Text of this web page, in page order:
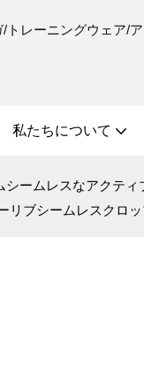
レーニングウェア/
私たちについて
シームレスなアクティ
リブシームレスクロ